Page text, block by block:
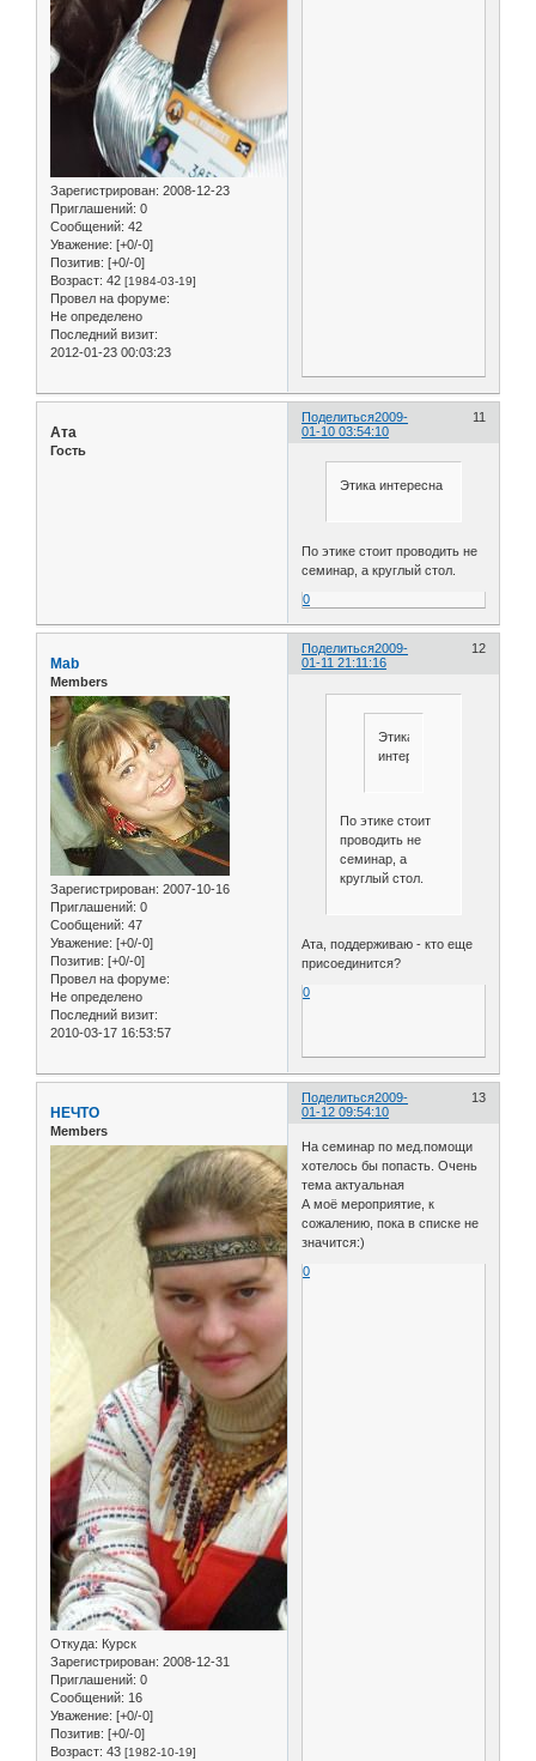
Зарегистрирован: 2008-12-23
Приглашений: 0
Сообщений: 42
Уважение: [+0/-0]
Позитив: [+0/-0]
Возраст: 42 [1984-03-19]
Провел на форуме:
Не определено
Последний визит:
2012-01-23 00:03:23
Поделиться 11
2009-
01-10 03:54:10
Ата
Гость
Этика интересна
По этике стоит проводить не
семинар, а круглый стол.
0
Поделиться 12
2009-
01-11 21:11:16
Mab
Members
Зарегистрирован: 2007-10-16
Приглашений: 0
Сообщений: 47
Уважение: [+0/-0]
Позитив: [+0/-0]
Провел на форуме:
Не определено
Последний визит:
2010-03-17 16:53:57
Этика
интересна
По этике стоит
проводить не
семинар, а
круглый стол.
Ата, поддерживаю - кто еще
присоединится?
0
Поделиться 13
2009-
01-12 09:54:10
НЕЧТО
Members
Откуда: Курск
Зарегистрирован: 2008-12-31
Приглашений: 0
Сообщений: 16
Уважение: [+0/-0]
Позитив: [+0/-0]
Возраст: 43 [1982-10-19]
На семинар по мед.помощи
хотелось бы попасть. Очень
тема актуальная
А моё мероприятие, к
сожалению, пока в списке не
значится:)
0